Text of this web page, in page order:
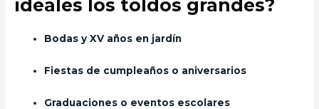
ideales los toldos grandes?
Bodas y XV años en jardín
Fiestas de cumpleaños o aniversarios
Graduaciones o eventos escolares